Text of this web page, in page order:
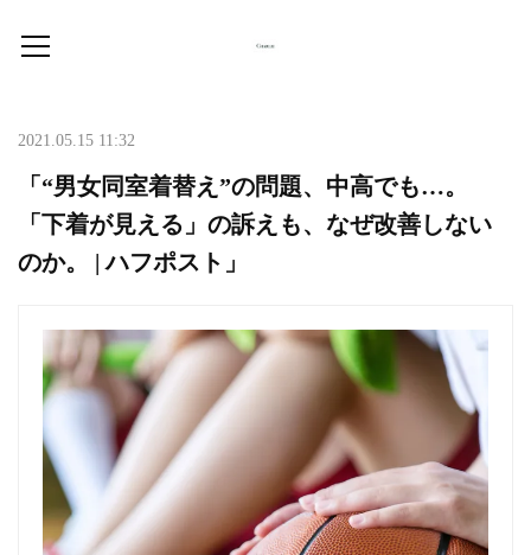
2021.05.15 11:32
「“男女同室着替え”の問題、中高でも…。
「下着が見える」の訴えも、なぜ改善しない
のか。 | ハフポスト」